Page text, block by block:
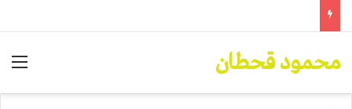
محمود قحطان